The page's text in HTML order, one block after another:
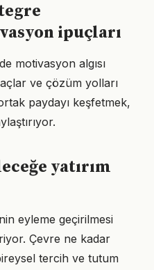
ipuçları
motivasyon algısı
ve çözüm yolları
paydayı keşfetmek,
yatırım
eyleme geçirilmesi
Çevre ne kadar
tercih ve tutum